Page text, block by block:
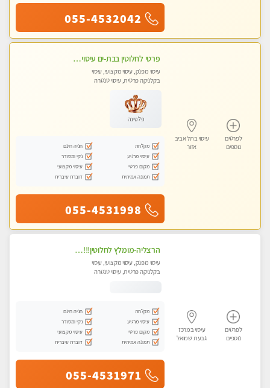
055-4532042
לפרטים
נוספים
עיסוי בתל אביב
אזור
פרטי לחלוטין בבת-ים עיסוי מפנק מקצועי מומלץ בחום למי שרוצה להירגע- מומלץ לחלוטין! פרטי! ​​​​​​ Highly recommended
עיסוי מפנק, עיסוי מקצועי, עיסוי
בקלניקה פרטית, עיסוי טנטרה
פלטינה
מקלחת
חניה חינם
עיסוי מרגיע
נקי ומסודר
מקום פרטי
עיסוי מקצועי
תמונה אמיתית
דוברת עיברית
055-4531998
לפרטים
נוספים
עיסוי במרכז
גבעת שמואל
הרצליה-מומלץ לחלוטין!!!! כל סוגי העיסויים מעסה מקצועית ואיכותית פרטי!! בנתניה
עיסוי מפנק, עיסוי מקצועי, עיסוי
בקלניקה פרטית, עיסוי טנטרה
מקלחת
חניה חינם
עיסוי מרגיע
נקי ומסודר
מקום פרטי
עיסוי מקצועי
תמונה אמיתית
דוברת עיברית
055-4531971